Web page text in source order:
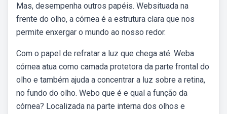
Mas, desempenha outros papéis. Websituada na
frente do olho, a córnea é a estrutura clara que nos
permite enxergar o mundo ao nosso redor.
Com o papel de refratar a luz que chega até. Weba
córnea atua como camada protetora da parte frontal do
olho e também ajuda a concentrar a luz sobre a retina,
no fundo do olho. Webo que é e qual a função da
córnea? Localizada na parte interna dos olhos e